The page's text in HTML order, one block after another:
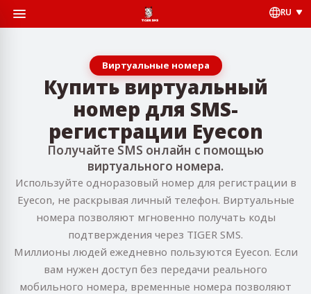
RU
Виртуальные номера
Купить виртуальный
номер для SMS-
регистрации Eyecon
Получайте SMS онлайн с помощью
виртуального номера.
Используйте одноразовый номер для регистрации в
Eyecon, не раскрывая личный телефон. Виртуальные
номера позволяют мгновенно получать коды
подтверждения через TIGER SMS.
Миллионы людей ежедневно пользуются Eyecon. Если
вам нужен доступ без передачи реального
мобильного номера, временные номера позволяют